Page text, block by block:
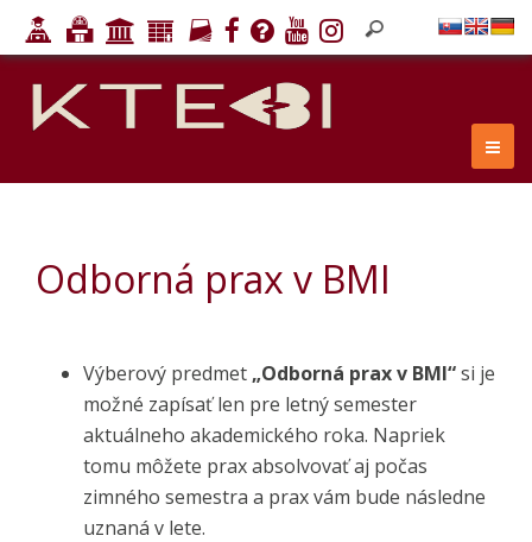
Odborná prax v BMI
Výberový predmet „Odborná prax v BMI“si je
možné zapísať len pre letný semester
aktuálneho akademického roka. Napriek
tomu môžete prax absolvovať aj počas
zimného semestra a prax vám bude následne
uznaná v lete.